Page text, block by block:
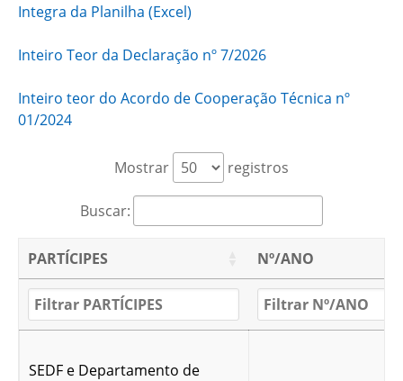
Integra da Planilha (Excel)
Inteiro Teor da Declaração nº 7/2026
Inteiro teor do Acordo de Cooperação Técnica nº
01/2024
Mostrar registros
Buscar:
PARTÍCIPES Nº/ANO
SEDF e Departamento de